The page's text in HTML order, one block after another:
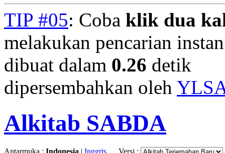
TIP #05: Coba klik dua
melakukan pencarian
dibuat dalam 0.26 detik
dipersembahkan oleh
Alkitab SABDA